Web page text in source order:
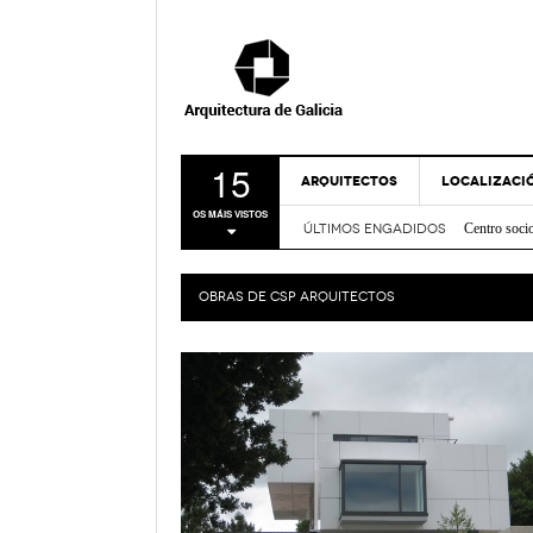
15
OS MÁIS VISTOS
ARQUITECTOS
A CORUÑA
LUGO
ÚLTIMOS ENGADIDOS
Centro
Nova Sede
Centro de
-
OBRAS DE CSP ARQUITECTOS